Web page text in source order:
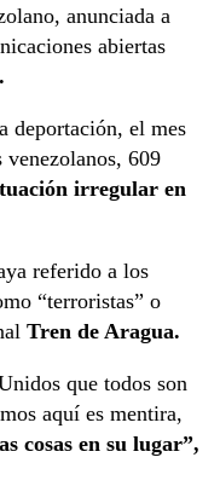
anunciada a
abiertas
deportación, el mes
venezolanos, 609
irregular en
referido a los
“terroristas” o
Tren de Aragua.
que todos son
aquí es mentira,
cosas en su lugar”,